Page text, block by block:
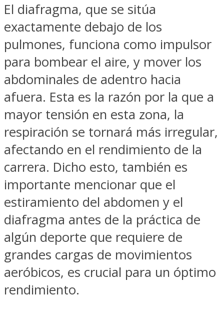
El diafragma, que se sitúa
exactamente debajo de los
pulmones, funciona como impulsor
para bombear el aire, y mover los
abdominales de adentro hacia
afuera. Esta es la razón por la que a
mayor tensión en esta zona, la
respiración se tornará más irregular,
afectando en el rendimiento de la
carrera. Dicho esto, también es
importante mencionar que el
estiramiento del abdomen y el
diafragma antes de la práctica de
algún deporte que requiere de
grandes cargas de movimientos
aeróbicos, es crucial para un óptimo
rendimiento.